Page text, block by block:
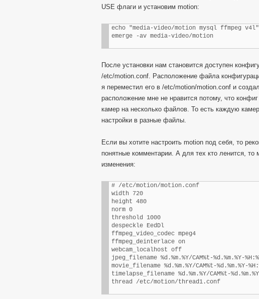
USE флаги и установим motion:
echo "media-video/motion mysql ffmpeg
emerge -av media-video/motion
После установки нам становится доступен
/etc/motion.conf. Расположение файла
я переместил его в /etc/motion/motion.conf и
расположение мне не нравится потому, что
камер на несколько файлов. То есть каждую
настройки в разные файлы.
Если вы хотите настроить motion под себя, то
понятные комментарии. А для тех кто ленится,
изменения:
# /etc/motion/motion.conf
width 720
height 480
norm 0
threshold 1000
despeckle EedDl
ffmpeg_video_codec mpeg4
ffmpeg_deinterlace on
webcam_localhost off
jpeg_filename %d.%m.%Y/CAM%t-%d.%m.%Y-
movie_filename %d.%m.%Y/CAM%t-%d.%m.%Y-
timelapse_filename %d.%m.%Y/CAM%t-
thread /etc/motion/thread1.conf